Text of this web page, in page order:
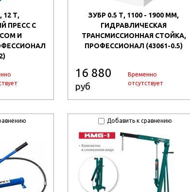
12 Т,
ПРЕСС С
И
ЗУБР 0.5 Т, 1100 - 1900 ММ,
ГИДРАВЛИЧЕСКАЯ
ТРАНСМИССИОННАЯ СТОЙКА,
ПРОФЕССИОНАЛ (43061-0.5)
16 880
руб
Временно
отсутствует
Добавить к сравнению